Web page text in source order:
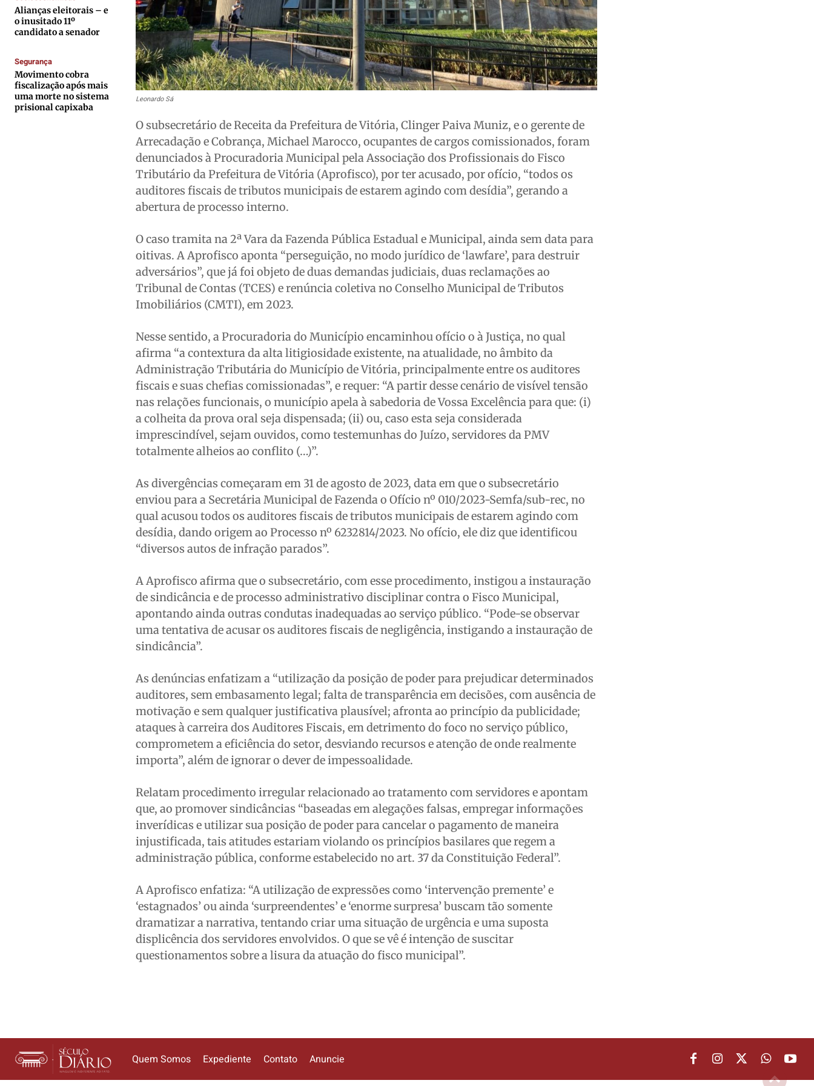
Contato
Anuncie
Termos de Uso
Privacidade
Contato
Anuncie
Termos de Uso
Privacidade
Contato
Anuncie
Termos de Uso
Privacidade
Contato
Anuncie
Termos de Uso
Privacidade
Alianças eleitorais – e
o inusitado 11º
candidato a senador
Segurança
Movimento cobra
fiscalização após mais
uma morte no sistema
prisional capixaba
Leonardo Sá
O subsecretário de Receita da Prefeitura de Vitória, Clinger Paiva Muniz, e o gerente de
Arrecadação e Cobrança, Michael Marocco, ocupantes de cargos comissionados, foram
denunciados à Procuradoria Municipal pela Associação dos Profissionais do Fisco
Tributário da Prefeitura de Vitória (Aprofisco), por ter acusado, por ofício, “todos os
auditores fiscais de tributos municipais de estarem agindo com desídia”, gerando a
abertura de processo interno.
O caso tramita na 2ª Vara da Fazenda Pública Estadual e Municipal, ainda sem data para
oitivas. A Aprofisco aponta “perseguição, no modo jurídico de ‘lawfare’, para destruir
adversários”, que já foi objeto de duas demandas judiciais, duas reclamações ao
Tribunal de Contas (TCES) e renúncia coletiva no Conselho Municipal de Tributos
Imobiliários (CMTI), em 2023.
Nesse sentido, a Procuradoria do Município encaminhou ofício o à Justiça, no qual
afirma “a contextura da alta litigiosidade existente, na atualidade, no âmbito da
Administração Tributária do Município de Vitória, principalmente entre os auditores
fiscais e suas chefias comissionadas”, e requer: “A partir desse cenário de visível tensão
nas relações funcionais, o município apela à sabedoria de Vossa Excelência para que: (i)
a colheita da prova oral seja dispensada; (ii) ou, caso esta seja considerada
imprescindível, sejam ouvidos, como testemunhas do Juízo, servidores da PMV
totalmente alheios ao conflito (…)”.
As divergências começaram em 31 de agosto de 2023, data em que o subsecretário
enviou para a Secretária Municipal de Fazenda o Ofício nº 010/2023-Semfa/sub-rec, no
qual acusou todos os auditores fiscais de tributos municipais de estarem agindo com
desídia, dando origem ao Processo nº 6232814/2023. No ofício, ele diz que identificou
“diversos autos de infração parados”.
A Aprofisco afirma que o subsecretário, com esse procedimento, instigou a instauração
de sindicância e de processo administrativo disciplinar contra o Fisco Municipal,
apontando ainda outras condutas inadequadas ao serviço público. “Pode-se observar
uma tentativa de acusar os auditores fiscais de negligência, instigando a instauração de
sindicância”.
As denúncias enfatizam a “utilização da posição de poder para prejudicar determinados
auditores, sem embasamento legal; falta de transparência em decisões, com ausência de
motivação e sem qualquer justificativa plausível; afronta ao princípio da publicidade;
ataques à carreira dos Auditores Fiscais, em detrimento do foco no serviço público,
comprometem a eficiência do setor, desviando recursos e atenção de onde realmente
importa”, além de ignorar o dever de impessoalidade.
Relatam procedimento irregular relacionado ao tratamento com servidores e apontam
que, ao promover sindicâncias “baseadas em alegações falsas, empregar informações
inverídicas e utilizar sua posição de poder para cancelar o pagamento de maneira
injustificada, tais atitudes estariam violando os princípios basilares que regem a
administração pública, conforme estabelecido no art. 37 da Constituição Federal”.
A Aprofisco enfatiza: “A utilização de expressões como ‘intervenção premente’ e
‘estagnados’ ou ainda ‘surpreendentes’ e ‘enorme surpresa’ buscam tão somente
dramatizar a narrativa, tentando criar uma situação de urgência e uma suposta
displicência dos servidores envolvidos. O que se vê é intenção de suscitar
questionamentos sobre a lisura da atuação do fisco municipal”.
Quem Somos Expediente Contato Anuncie